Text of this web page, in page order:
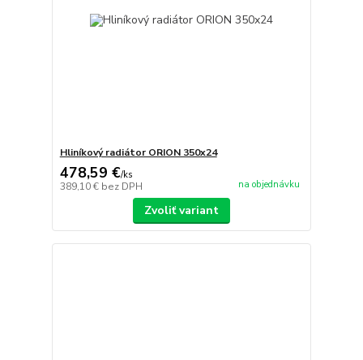
Hliníkový radiátor ORION 350x24
478,59 €/ks
389,10 € bez DPH na objednávku
Zvoliť variant